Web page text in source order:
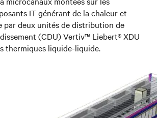
IT générant de la chaleur et
par deux unités de distribution de
(CDU) Vertiv™ Liebert® XDU
thermiques liquide-liquide.